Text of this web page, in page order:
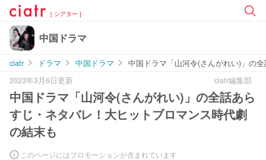
[ シアター ]
中国ドラマ
ciatr ドラマ 中国ドラマ
中国ドラマ「山河令(さんがれい)」の
2023年3月6日更新
ciatr編集部
中国ドラマ「山河令(さんがれい)」の全話あら
すじ・ネタバレ！大ヒットブロマンス時代劇
の結末も
このページにはプロモーションが含まれています